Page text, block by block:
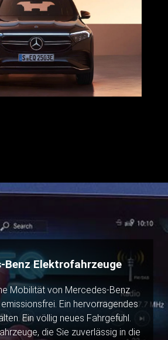
Benz Elektrofahrzeuge
Mobilität von Mercedes-Benz
Ein hervorragendes
Ein völlig neues Fahrgefühl.
die Sie zuverlässig in die